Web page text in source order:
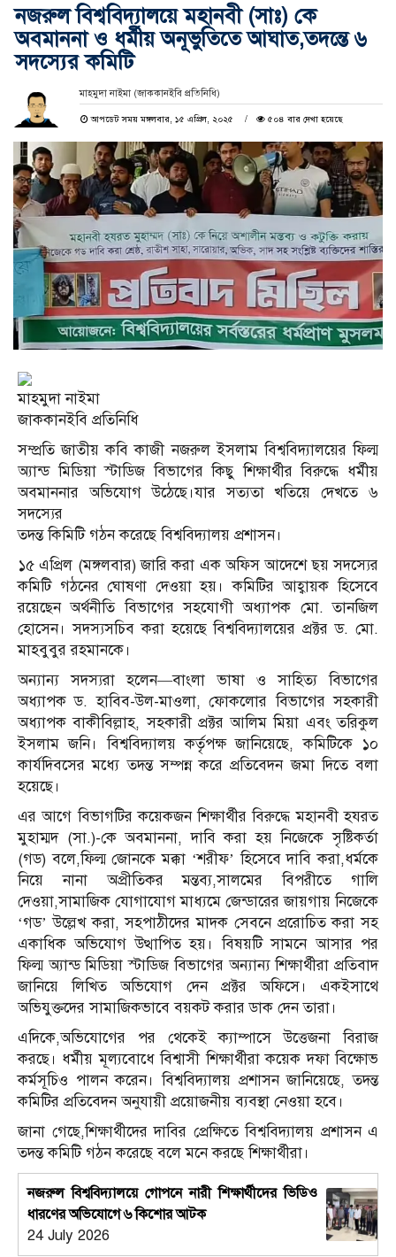
নজরুল বিশ্ববিদ্যালয়ে মহানবী (সাঃ) কে
অবমাননা ও ধর্মীয় অনূভুতিতে আঘাত,তদন্তে ৬
সদস্যের কমিটি
মাহমুদা নাইমা (জাককানইবি প্রতিনিধি)
আপডেট সময় মঙ্গলবার, ১৫ এপ্রিল, ২০২৫ ৫০৪ বার দেখা হয়েছে
মাহমুদা নাইমা
জাককানইবি প্রতিনিধি
সম্প্রতি জাতীয় কবি কাজী নজরুল ইসলাম বিশ্ববিদ্যালয়ের ফিল্ম
অ্যান্ড মিডিয়া স্টাডিজ বিভাগের কিছু শিক্ষার্থীর বিরুদ্ধে ধর্মীয়
অবমাননার অভিযোগ উঠেছে।যার সত্যতা খতিয়ে দেখতে ৬
সদস্যের
তদন্ত কিমিটি গঠন করেছে বিশ্ববিদ্যালয় প্রশাসন।
১৫ এপ্রিল (মঙ্গলবার) জারি করা এক অফিস আদেশে ছয় সদস্যের
কমিটি গঠনের ঘোষণা দেওয়া হয়। কমিটির আহ্বায়ক হিসেবে
রয়েছেন অর্থনীতি বিভাগের সহযোগী অধ্যাপক মো. তানজিল
হোসেন। সদস্যসচিব করা হয়েছে বিশ্ববিদ্যালয়ের প্রক্টর ড. মো.
মাহবুবুর রহমানকে।
অন্যান্য সদস্যরা হলেন—বাংলা ভাষা ও সাহিত্য বিভাগের
অধ্যাপক ড. হাবিব-উল-মাওলা, ফোকলোর বিভাগের সহকারী
অধ্যাপক বাকীবিল্লাহ, সহকারী প্রক্টর আলিম মিয়া এবং তরিকুল
ইসলাম জনি। বিশ্ববিদ্যালয় কর্তৃপক্ষ জানিয়েছে, কমিটিকে ১০
কার্যদিবসের মধ্যে তদন্ত সম্পন্ন করে প্রতিবেদন জমা দিতে বলা
হয়েছে।
এর আগে বিভাগটির কয়েকজন শিক্ষার্থীর বিরুদ্ধে মহানবী হযরত
মুহাম্মদ (সা.)-কে অবমাননা, দাবি করা হয় নিজেকে সৃষ্টিকর্তা
(গড) বলে,ফিল্ম জোনকে মক্কা ‘শরীফ’ হিসেবে দাবি করা,ধর্মকে
নিয়ে নানা অপ্রীতিকর মন্তব্য,সালমের বিপরীতে গালি
দেওয়া,সামাজিক যোগাযোগ মাধ্যমে জেন্ডারের জায়গায় নিজেকে
‘গড’ উল্লেখ করা, সহপাঠীদের মাদক সেবনে প্ররোচিত করা সহ
একাধিক অভিযোগ উত্থাপিত হয়। বিষয়টি সামনে আসার পর
ফিল্ম অ্যান্ড মিডিয়া স্টাডিজ বিভাগের অন্যান্য শিক্ষার্থীরা প্রতিবাদ
জানিয়ে লিখিত অভিযোগ দেন প্রক্টর অফিসে। একইসাথে
অভিযুক্তদের সামাজিকভাবে বয়কট করার ডাক দেন তারা।
এদিকে,অভিযোগের পর থেকেই ক্যাম্পাসে উত্তেজনা বিরাজ
করছে। ধর্মীয় মূল্যবোধে বিশ্বাসী শিক্ষার্থীরা কয়েক দফা বিক্ষোভ
কর্মসূচিও পালন করেন। বিশ্ববিদ্যালয় প্রশাসন জানিয়েছে, তদন্ত
কমিটির প্রতিবেদন অনুযায়ী প্রয়োজনীয় ব্যবস্থা নেওয়া হবে।
জানা গেছে,শিক্ষার্থীদের দাবির প্রেক্ষিতে বিশ্ববিদ্যালয় প্রশাসন এ
তদন্ত কমিটি গঠন করেছে বলে মনে করছে শিক্ষার্থীরা।
নজরুল বিশ্ববিদ্যালয়ে গোপনে নারী শিক্ষার্থীদের ভিডিও
ধারণের অভিযোগে ৬ কিশোর আটক
24 July 2026